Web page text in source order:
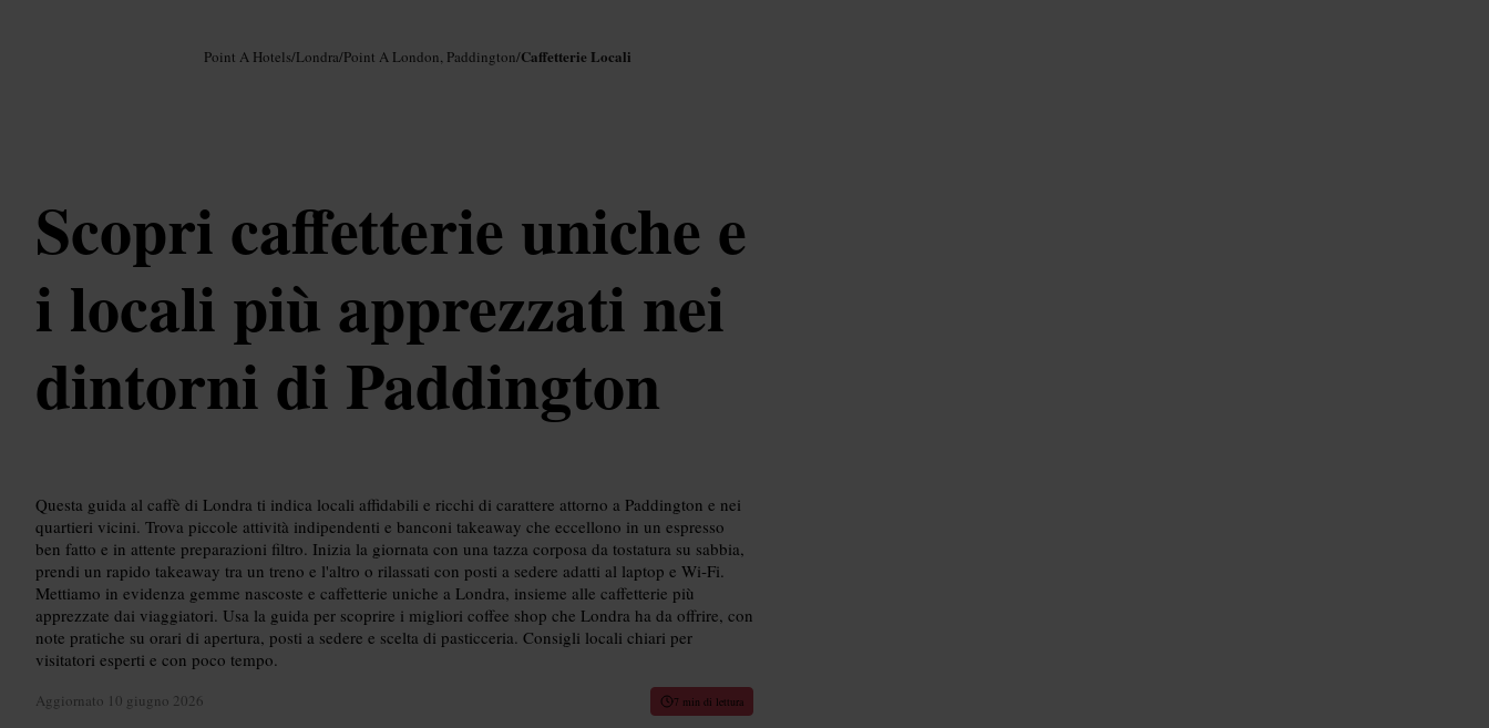
Point A Hotels/Londra/Point A London, Paddington/Caffetterie Locali
Scopri caffetterie uniche e
i locali più apprezzati nei
dintorni di Paddington
Questa guida al caffè di Londra ti indica locali affidabili e ricchi di carattere attorno a Paddington e nei
quartieri vicini. Trova piccole attività indipendenti e banconi takeaway che eccellono in un espresso
ben fatto e in attente preparazioni filtro. Inizia la giornata con una tazza corposa da tostatura su sabbia,
prendi un rapido takeaway tra un treno e l'altro o rilassati con posti a sedere adatti al laptop e Wi‑Fi.
Mettiamo in evidenza gemme nascoste e caffetterie uniche a Londra, insieme alle caffetterie più
apprezzate dai viaggiatori. Usa la guida per scoprire i migliori coffee shop che Londra ha da offrire, con
note pratiche su orari di apertura, posti a sedere e scelta di pasticceria. Consigli locali chiari per
visitatori esperti e con poco tempo.
Aggiornato 10 giugno 2026 7 min di lettura